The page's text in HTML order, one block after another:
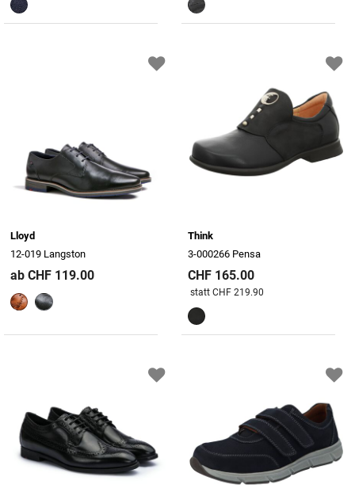
Lloyd
12-019 Langston
ab CHF 119.00
Think
3-000266 Pensa
CHF 165.00
Preis reduziert von
statt CHF 219.90